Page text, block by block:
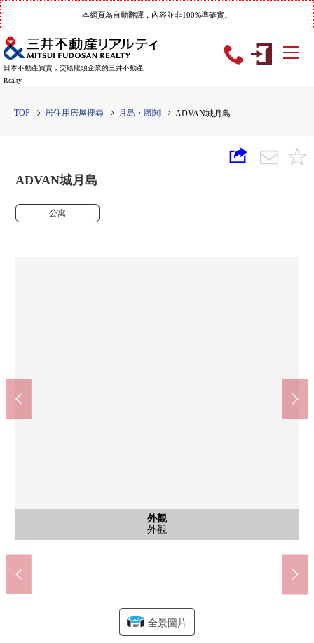
本網頁為自動翻譯，內容並非100%準確實。
日本不動產買賣，交給龍頭企業的三井不動產
Realty
TOP 居住用房屋搜尋 月島・勝鬨 ADVAN城月島
ADVAN城月島
公寓
外觀
外觀
客廳
客廳飯廳
客廳
客廳飯廳
客廳
客廳飯廳
室內
客廳飯廳
客廳
客廳飯廳
室內
風景
室內
風景
廚房
廚房
洗臉
盥洗台
洗臉
洗手間
公共汽車
公共汽車
廁所
廁所
收納
走入式鞋櫃
收納
嵌入式衣櫃(西式房間)
收納
嵌入式衣櫃(西式房間)
門口
門口
風景
風景
陽台
陽台
入口
入口
入口
大廳
共有部分
共有部分
共有部分
外觀
外觀
外觀
外觀
外觀
外觀
外觀
外觀
食物風格月島商店(約200m)
步行3分鐘。
doraggupapasu月島1丁目商店(約410m)
步行6分鐘。
京橋月島郵局(約280m)
步行4分鐘。
石川島紀念醫院(約760m)
步行10分鐘。
全景圖片